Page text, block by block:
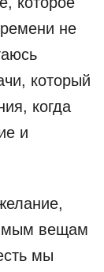
не
который
когда
и
вещам
мы